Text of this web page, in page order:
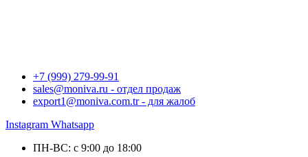
+7 (999) 279-99-91
sales@moniva.ru - отдел продаж
export1@moniva.com.tr - для жалоб
Instagram Whatsapp
ПН-ВС: с 9:00 до 18:00